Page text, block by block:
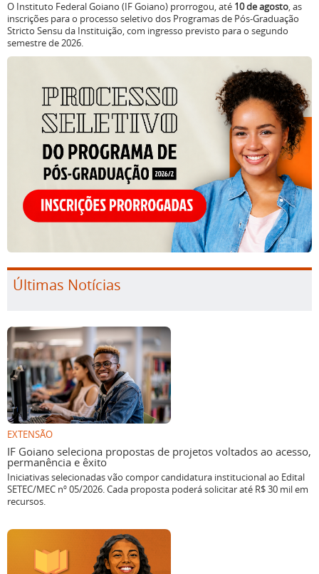
O Instituto Federal Goiano (IF Goiano) prorrogou, até 10 de agosto, as
inscrições para o processo seletivo dos Programas de Pós-Graduação
Stricto Sensu da Instituição, com ingresso previsto para o segundo
semestre de 2026.
Últimas Notícias
EXTENSÃO
IF Goiano seleciona propostas de projetos voltados ao acesso,
permanência e êxito
Iniciativas selecionadas vão compor candidatura institucional ao Edital
SETEC/MEC nº 05/2026. Cada proposta poderá solicitar até R$ 30 mil em
recursos.